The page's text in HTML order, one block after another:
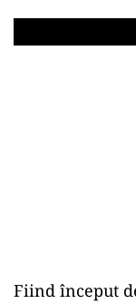
Fiind început